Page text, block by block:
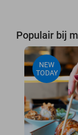
Populair bij
NEW
TODAY